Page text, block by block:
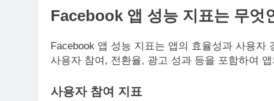
Facebook 앱 성능 지표는 무엇
Facebook 앱 성능 지표는 앱의 효율성과 사용
사용자 참여, 전환율, 광고 성과 등을 포함하여
사용자 참여 지표